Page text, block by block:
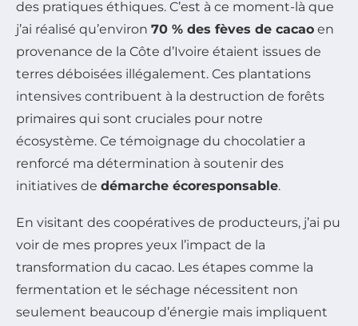
des pratiques éthiques. C’est à ce moment-là que
j’ai réalisé qu’environ 70 % des fèves de cacao en
provenance de la Côte d’Ivoire étaient issues de
terres déboisées illégalement. Ces plantations
intensives contribuent à la destruction de forêts
primaires qui sont cruciales pour notre
écosystème. Ce témoignage du chocolatier a
renforcé ma détermination à soutenir des
initiatives de démarche écoresponsable.
En visitant des coopératives de producteurs, j’ai pu
voir de mes propres yeux l’impact de la
transformation du cacao. Les étapes comme la
fermentation et le séchage nécessitent non
seulement beaucoup d’énergie mais impliquent